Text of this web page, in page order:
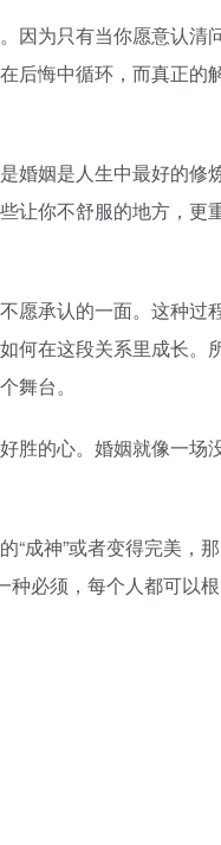
因为只有当你愿意认清
后悔中循环，而真正的
婚姻是人生中最好的修
让你不舒服的地方，更
愿承认的一面。这种过
何在这段关系里成长。
舞台。
胜的心。婚姻就像一场
成神”或者变得完美，那
种必须，每个人都可以根